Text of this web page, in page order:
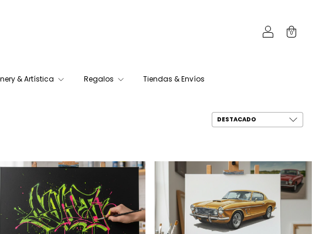
0
& Artística Regalos Tiendas & Envíos